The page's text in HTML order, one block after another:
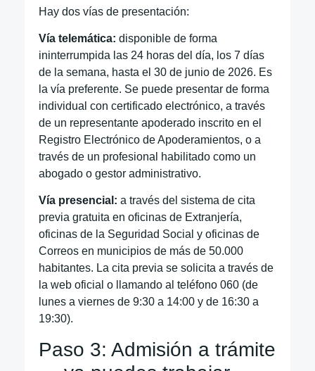
Hay dos vías de presentación:
Vía telemática: disponible de forma
ininterrumpida las 24 horas del día, los 7 días
de la semana, hasta el 30 de junio de 2026. Es
la vía preferente. Se puede presentar de forma
individual con certificado electrónico, a través
de un representante apoderado inscrito en el
Registro Electrónico de Apoderamientos, o a
través de un profesional habilitado como un
abogado o gestor administrativo.
Vía presencial: a través del sistema de cita
previa gratuita en oficinas de Extranjería,
oficinas de la Seguridad Social y oficinas de
Correos en municipios de más de 50.000
habitantes. La cita previa se solicita a través de
la web oficial o llamando al teléfono 060 (de
lunes a viernes de 9:30 a 14:00 y de 16:30 a
19:30).
Paso 3: Admisión a trámite